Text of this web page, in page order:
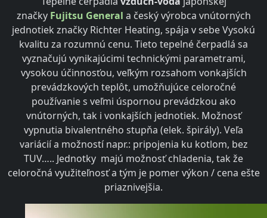
značky Fujitsu General a český výrobca vnútorných
jednotiek značky Richter Heating, spája v sebe Vysokú
kvalitu za rozumnú cenu. Tieto tepelné čerpadlá sa
vyznačujú vynikajúcimi technickými parametrami,
vysokou účinnosťou, veľkým rozsahom vonkajších
prevádzkových teplôt, umožňujúce celoročné
používanie s veľmi úspornou prevádzkou ako
vnútorných, tak i vonkajších jednotiek. Možnosť
vypnutia bivalentného stupňa (elek. špirály). Veľa
variácií a možností napr.: pripojenia ku kotlom, bez
TUV….. Jednotky majú možnosť chladenia, tak že
celoročná využiteľnosť a tým je pomer výkon / cena ešte
priaznivejšia.